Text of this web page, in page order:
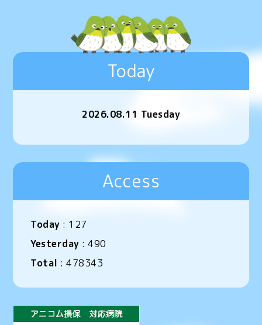
Today
2026.08.11 Tuesday
Access
Today : 127
Yesterday :490
Total :478343